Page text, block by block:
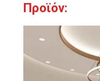
Προϊόν: